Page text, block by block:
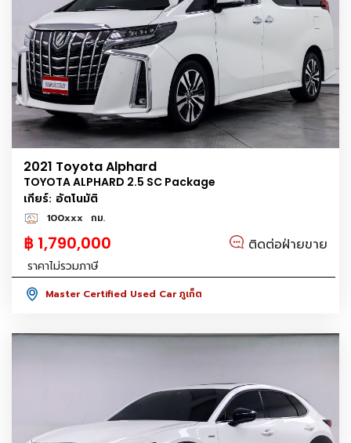
2021 Toyota Alphard
TOYOTA ALPHARD 2.5 SC Package
เกียร์: อัตโนมัติ
100xxx กม.
฿ 1,790,000 ติดต่อฝ่ายขาย
ราคาไม่รวมภาษี
Master Certified Used Car ภูเก็ต